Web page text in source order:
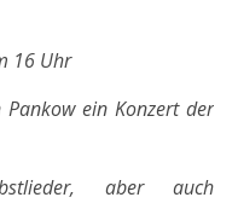
16 Uhr
ein Konzert der
aber auch